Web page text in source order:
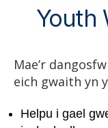
Youth
Mae’r
eich gwaith yn
Helpu i gael